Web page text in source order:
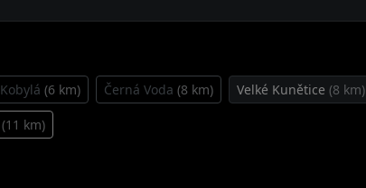
Kobylá (6 km) Černá Voda (8 km) Velké Kunětice (8 km)
(11 km)